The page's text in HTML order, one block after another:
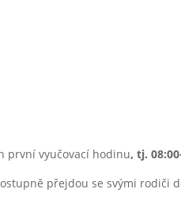
první vyučovací hodinu, tj.
přejdou se svými rodiči